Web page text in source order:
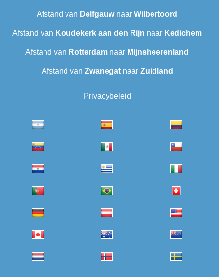
Afstand van Delfgauwnaar Wilbertoord
Afstand van Koudekerk aan den Rijn naar Kedichem
Afstand van Rotterdam naar Mijnsheerenland
Afstand van Zwanegatnaar Zuidland
Privacybeleid